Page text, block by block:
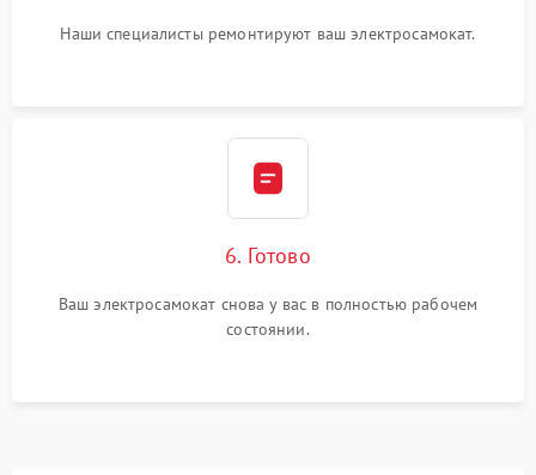
Наши специалисты ремонтируют ваш электросамокат.
6. Готово
Ваш электросамокат снова у вас в полностью рабочем
состоянии.